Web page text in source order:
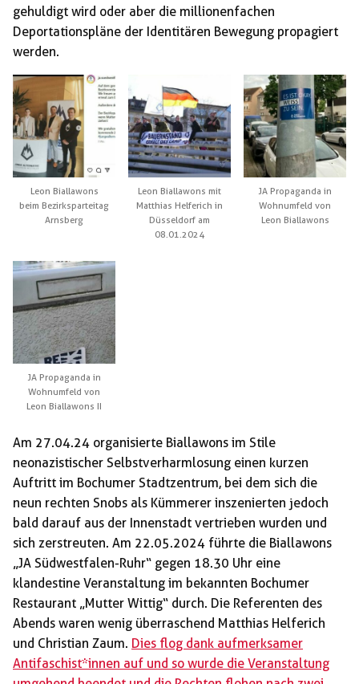
gehuldigt wird oder aber die millionenfachen
Deportationspläne der Identitären Bewegung propagiert
werden.
Leon Biallawons
beim Bezirksparteitag
Arnsberg
Leon Biallawons mit
Matthias Helferich in
Düsseldorf am
08.01.2024
JA Propaganda in
Wohnumfeld von
Leon Biallawons
JA Propaganda in
Wohnumfeld von
Leon Biallawons II
Am 27.04.24 organisierte Biallawons im Stile
neonazistischer Selbstverharmlosung einen kurzen
Auftritt im Bochumer Stadtzentrum, bei dem sich die
neun rechten Snobs als Kümmerer inszenierten jedoch
bald darauf aus der Innenstadt vertrieben wurden und
sich zerstreuten. Am 22.05.2024 führte die Biallawons
„JA Südwestfalen-Ruhr“ gegen 18.30 Uhr eine
klandestine Veranstaltung im bekannten Bochumer
Restaurant „Mutter Wittig“ durch. Die Referenten des
Abends waren wenig überraschend Matthias Helferich
und Christian Zaum. Dies flog dank aufmerksamer
Antifaschist*innen auf und so wurde die Veranstaltung